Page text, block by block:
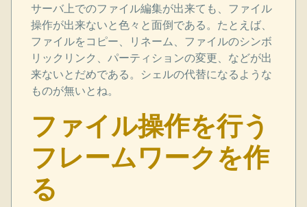
サーバ上でのファイル編集が出来ても、ファイル
操作が出来ないと色々と面倒である。たとえば、
ファイルをコピー、リネーム、ファイルのシンボ
リックリンク、パーティションの変更、などが出
来ないとだめである。シェルの代替になるような
ものが無いとね。
ファイル操作を行う
フレームワークを作
る